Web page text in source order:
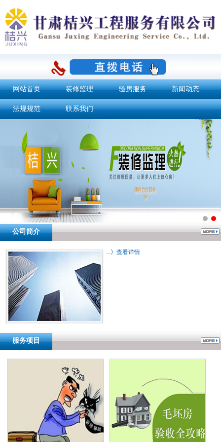
网站首页 装修监理 验房服务 新闻动态
法规规范 联系我们
公司简介
...》查看详情
服务项目